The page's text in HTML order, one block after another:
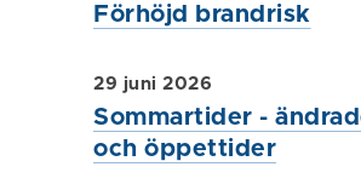
Förhöjd brandrisk
Sommartider -
och öppettider
29 juni 2026